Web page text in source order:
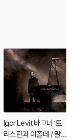
Igor Levit 바그너: 트
리스탄과 이졸데 / 말